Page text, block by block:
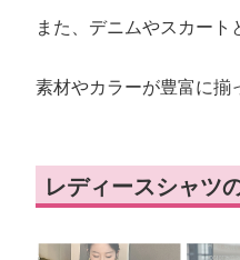
また、デニムやスカー
素材やカラーが豊富に揃
レディースシャツ